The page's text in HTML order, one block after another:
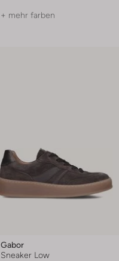
+ mehr farben
Gabor
Sneaker Low